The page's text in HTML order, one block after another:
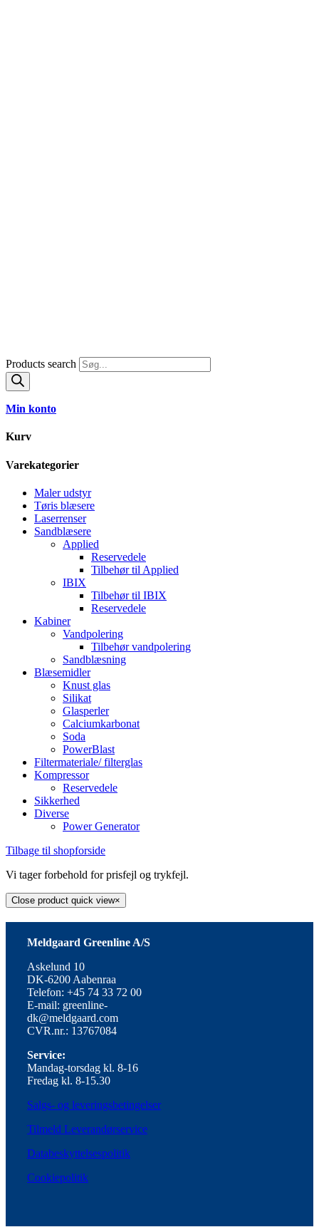
Products search
Min konto
Kurv
Varekategorier
Maler udstyr
Tøris blæsere
Laserrenser
Sandblæsere
Applied
Reservedele
Tilbehør til Applied
IBIX
Tilbehør til IBIX
Reservedele
Kabiner
Vandpolering
Tilbehør vandpolering
Sandblæsning
Blæsemidler
Knust glas
Silikat
Glasperler
Calciumkarbonat
Soda
PowerBlast
Filtermateriale/ filterglas
Kompressor
Reservedele
Sikkerhed
Diverse
Power Generator
Tilbage til shopforside
Vi tager forbehold for prisfejl og trykfejl.
Close product quick view×
Meldgaard Greenline A/S
Askelund 10
DK-6200 Aabenraa
Telefon: +45 74 33 72 00
E-mail: greenline-
dk@meldgaard.com
CVR.nr.: 13767084
Service:
Mandag-torsdag kl. 8-16
Fredag kl. 8-15.30
Salgs- og leveringsbetingelser
Tilmeld Leverandørservice
Databeskyttelsespolitik
Cookiepolitik